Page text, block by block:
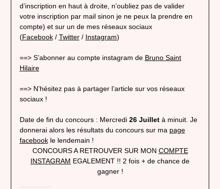
d’inscription en haut à droite, n’oubliez pas de valider
votre inscription par mail sinon je ne peux la prendre en
compte) et sur un de mes réseaux sociaux
(Facebook/ Twitter/ Instagram)
==> S’abonner au compte instagram de Bruno Saint
Hilaire
==> N’hésitez pas à partager l’article sur vos réseaux
sociaux !
Date de fin du concours : Mercredi26 Juilletà minuit. Je
donnerai alors les résultats du concours sur ma page
facebookle lendemain !
CONCOURS A RETROUVER SUR MON COMPTE
INSTAGRAM EGALEMENT !! 2 fois + de chance de
gagner !